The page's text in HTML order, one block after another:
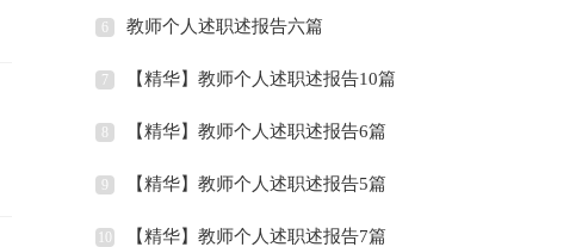
6 教师个人述职述报告六篇
7 【精华】教师个人述职述报告10篇
【精华】教师个人述职述报告6篇
9 【精华】教师个人述职述报告5篇
【精华】教师个人述职述报告7篇